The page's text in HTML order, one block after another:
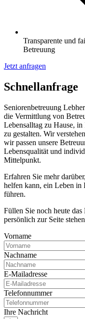
Transparente und
Betreuung
Jetzt anfragen
Schnell­anfrage
Seniorenbetreuung
die Vermittlung von
Lebensalltag zu Hause,
zu gestalten. Wir
wir passen unsere
Lebensqualität und
Mittelpunkt.
Erfahren Sie mehr
helfen kann, ein Leben
führen.
Füllen Sie noch heute
persönlich zur Seite
Vorname
Nachname
E-Mailadresse
Telefonnummer
Ihre Nachricht